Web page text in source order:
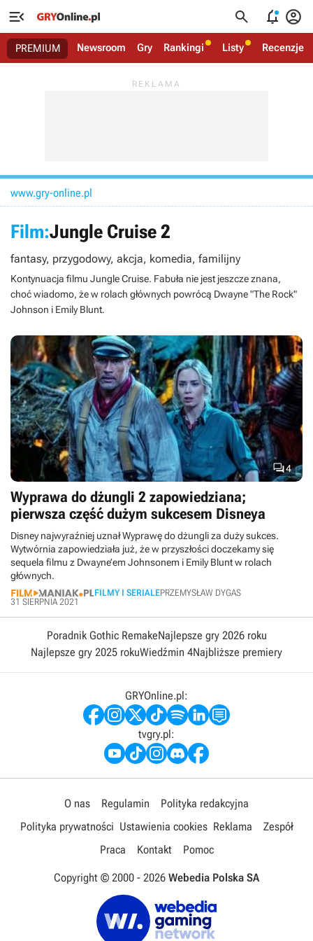
   
PREMIUM Newsroom Gry Rankingi Listy Recenzje
www.gry-online.pl
Film:Jungle Cruise 2
fantasy, przygodowy, akcja, komedia, familijny
Kontynuacja filmu Jungle Cruise. Fabuła nie jest jeszcze znana,
choć wiadomo, że w rolach głównych powrócą Dwayne "The Rock"
Johnson i Emily Blunt.
4
Wyprawa do dżungli 2 zapowiedziana;
pierwsza część dużym sukcesem Disneya
Disney najwyraźniej uznał Wyprawę do dżungli za duży sukces.
Wytwórnia zapowiedziała już, że w przyszłości doczekamy się
sequela filmu z Dwayne’em Johnsonem i Emily Blunt w rolach
głównych.
FILMY I SERIALEPRZEMYSŁAW DYGAS
31 SIERPNIA 2021
Poradnik Gothic RemakeNajlepsze gry 2026 roku
Najlepsze gry 2025 rokuWiedźmin 4Najbliższe premiery
GRYOnline.pl:
tvgry.pl:
O nas Regulamin
Polityka redakcyjna
Polityka prywatności Ustawienia cookies Reklama
Zespół
Praca
Kontakt Pomoc
Copyright © 2000 - 2026 Webedia Polska SA